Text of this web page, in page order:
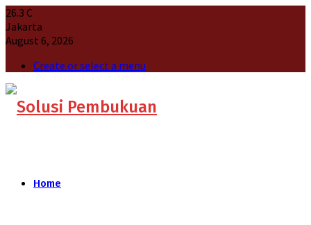
26.3 C
Jakarta
August 6, 2026
Create or select a menu
Home